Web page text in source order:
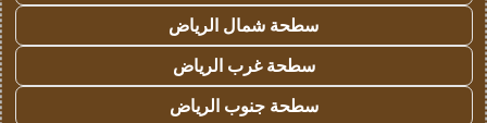
سطحة شمال الرياض
سطحة غرب الرياض
سطحة جنوب الرياض